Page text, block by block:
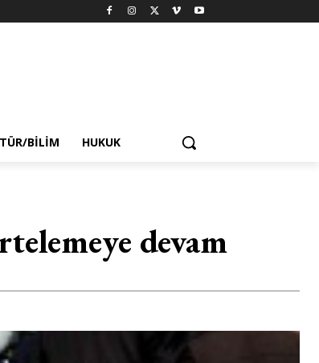
BILIM HUKUK
devam